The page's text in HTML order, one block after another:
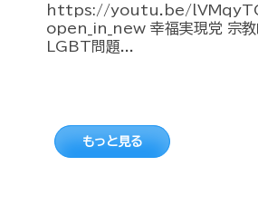
https://youtu.be/
open_in_new 幸福実現党 宗教
LGBT問題...
もっと見る